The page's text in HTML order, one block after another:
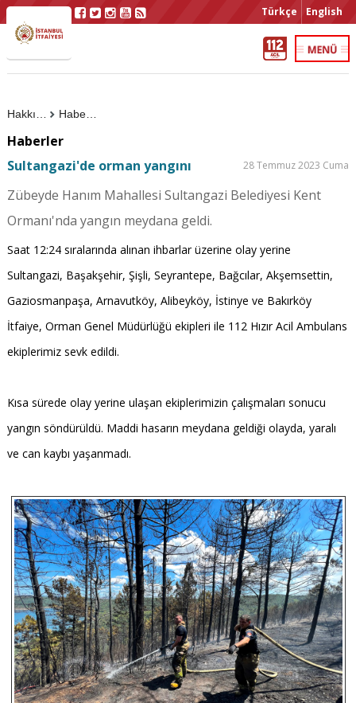
Türkçe English
Haberler
Haberler
Sultangazi'de orman yangını
28 Temmuz 2023 Cuma
Zübeyde Hanım Mahallesi Sultangazi Belediyesi Kent
Ormanı'nda yangın meydana geldi.
Saat 12:24 sıralarında alınan ihbarlar üzerine olay yerine
Sultangazi, Başakşehir, Şişli, Seyrantepe, Bağcılar, Akşemsettin,
Gaziosmanpaşa, Arnavutköy, Alibeyköy, İstinye ve Bakırköy
İtfaiye, Orman Genel Müdürlüğü ekipleri ile 112 Hızır Acil Ambulans
ekiplerimiz sevk edildi.
Kısa sürede olay yerine ulaşan ekiplerimizin çalışmaları sonucu
yangın söndürüldü. Maddi hasarın meydana geldiği olayda, yaralı
ve can kaybı yaşanmadı.